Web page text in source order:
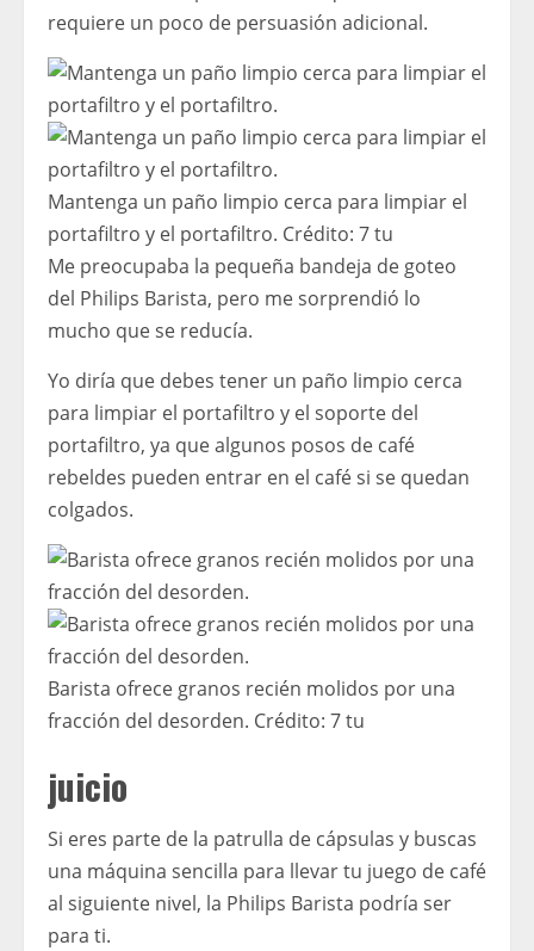
requiere un poco de persuasión adicional.
Mantenga un paño limpio cerca para limpiar el
portafiltro y el portafiltro. Crédito: 7 tu
Me preocupaba la pequeña bandeja de goteo
del Philips Barista, pero me sorprendió lo
mucho que se reducía.
Yo diría que debes tener un paño limpio cerca
para limpiar el portafiltro y el soporte del
portafiltro, ya que algunos posos de café
rebeldes pueden entrar en el café si se quedan
colgados.
Barista ofrece granos recién molidos por una
fracción del desorden. Crédito: 7 tu
juicio
Si eres parte de la patrulla de cápsulas y buscas
una máquina sencilla para llevar tu juego de café
al siguiente nivel, la Philips Barista podría ser
para ti.